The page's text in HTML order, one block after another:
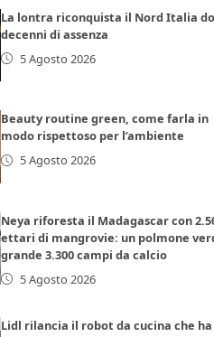
La lontra riconquista il Nord Italia
decenni di assenza
5 Agosto 2026
Beauty routine green, come farla in
modo rispettoso per l’ambiente
5 Agosto 2026
Neya riforesta il Madagascar con
ettari di mangrovie: un polmone
grande 3.300 campi da calcio
5 Agosto 2026
Lidl rilancia il robot da cucina che ha